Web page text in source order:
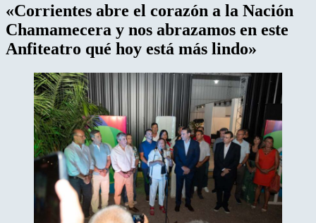
«Corrientes abre el corazón a la Nación
Chamamecera y nos abrazamos en este
Anfiteatro qué hoy está más lindo»